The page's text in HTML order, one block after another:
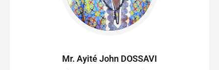
Mr. Ayité John DOSSAVI